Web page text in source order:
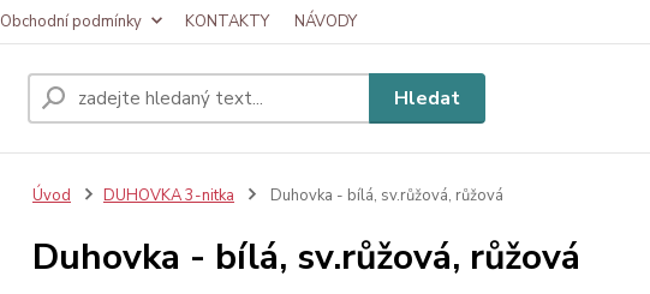
Obchodní podmínky KONTAKTY NÁVODY
Hledat
Úvod DUHOVKA 3-nitka Duhovka - bílá, sv.růžová, růžová
Duhovka - bílá, sv.růžová, růžová